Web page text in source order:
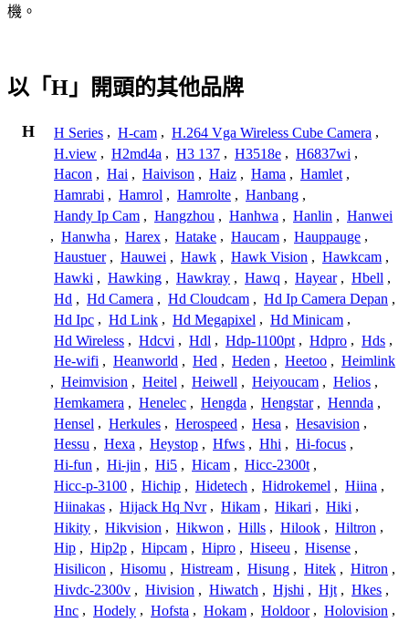
機。
以「H」開頭的其他品牌
H H Series , H-cam , H.264 Vga Wireless Cube Camera ,
H.view , H2md4a , H3 137 , H3518e , H6837wi ,
Hacon , Hai , Haivison , Haiz , Hama , Hamlet ,
Hamrabi , Hamrol , Hamrolte , Hanbang ,
Handy Ip Cam , Hangzhou , Hanhwa , Hanlin , Hanwei
, Hanwha , Harex , Hatake , Haucam , Hauppauge ,
Haustuer , Hauwei , Hawk , Hawk Vision , Hawkcam ,
Hawki , Hawking , Hawkray , Hawq , Hayear , Hbell ,
Hd , Hd Camera , Hd Cloudcam , Hd Ip Camera Depan ,
Hd Ipc , Hd Link , Hd Megapixel , Hd Minicam ,
Hd Wireless , Hdcvi , Hdl , Hdp-1100pt , Hdpro , Hds ,
He-wifi , Heanworld , Hed , Heden , Heetoo , Heimlink
, Heimvision , Heitel , Heiwell , Heiyoucam , Helios ,
Hemkamera , Henelec , Hengda , Hengstar , Hennda ,
Hensel , Herkules , Herospeed , Hesa , Hesavision ,
Hessu , Hexa , Heystop , Hfws , Hhi , Hi-focus ,
Hi-fun , Hi-jin , Hi5 , Hicam , Hicc-2300t ,
Hicc-p-3100 , Hichip , Hidetech , Hidrokemel , Hiina ,
Hiinakas , Hijack Hq Nvr , Hikam , Hikari , Hiki ,
Hikity , Hikvision , Hikwon , Hills , Hilook , Hiltron ,
Hip , Hip2p , Hipcam , Hipro , Hiseeu , Hisense ,
Hisilicon , Hisomu , Histream , Hisung , Hitek , Hitron ,
Hivdc-2300v , Hivision , Hiwatch , Hjshi , Hjt , Hkes ,
Hnc , Hodely , Hofsta , Hokam , Holdoor , Holovision ,